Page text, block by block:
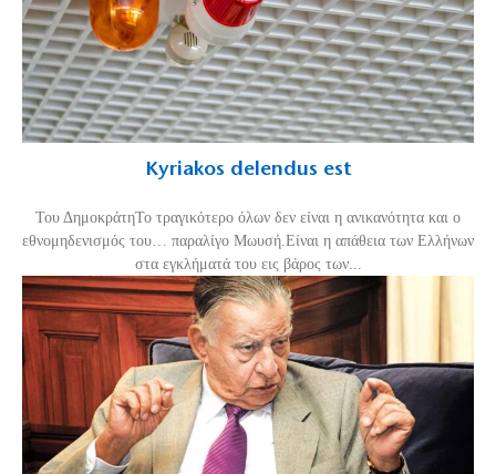
Kyriakos delendus est
Του ΔημοκράτηΤο τραγικότερο όλων δεν είναι η ανικανότητα και ο
εθνομηδενισμός του… παραλίγο Μωυσή.Είναι η απάθεια των Ελλήνων
στα εγκλήματά του εις βάρος των...